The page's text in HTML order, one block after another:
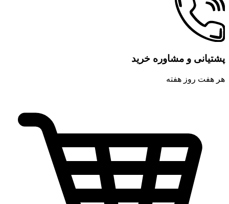
پشتیانی و مشاوره خرید
هر هفت روز هفته